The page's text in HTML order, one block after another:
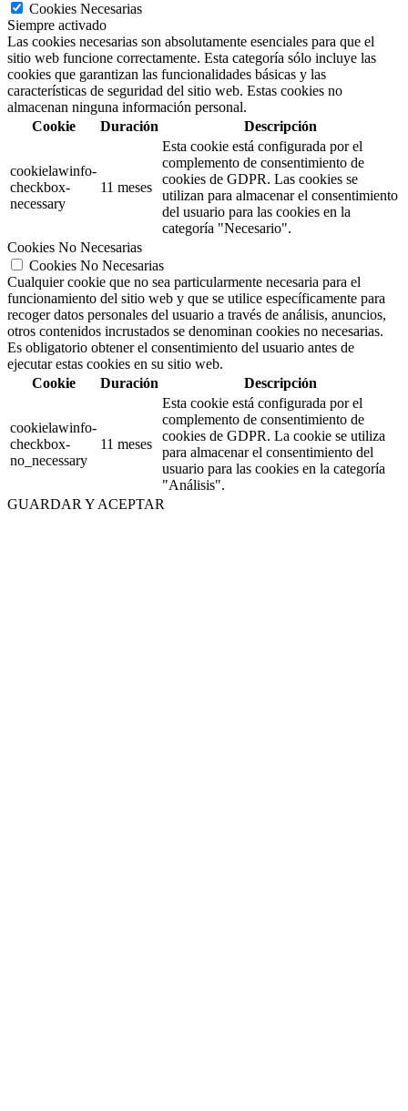
Cookies Necesarias
Siempre activado
Las cookies necesarias son absolutamente esenciales para que el
sitio web funcione correctamente. Esta categoría sólo incluye las
cookies que garantizan las funcionalidades básicas y las
características de seguridad del sitio web. Estas cookies no
almacenan ninguna información personal.
Cookie
Duración Descripción
cookielawinfo-
checkbox-
necessary
11 meses
Esta cookie está configurada por el
complemento de consentimiento de
cookies de GDPR. Las cookies se
utilizan para almacenar el consentimiento
del usuario para las cookies en la
categoría "Necesario".
Cookies No Necesarias
Cookies No Necesarias
Cualquier cookie que no sea particularmente necesaria para el
funcionamiento del sitio web y que se utilice específicamente para
recoger datos personales del usuario a través de análisis, anuncios,
otros contenidos incrustados se denominan cookies no necesarias.
Es obligatorio obtener el consentimiento del usuario antes de
ejecutar estas cookies en su sitio web.
Cookie
Duración Descripción
cookielawinfo-
checkbox-
no_necessary
11 meses
Esta cookie está configurada por el
complemento de consentimiento de
cookies de GDPR. La cookie se utiliza
para almacenar el consentimiento del
usuario para las cookies en la categoría
"Análisis".
GUARDAR Y ACEPTAR